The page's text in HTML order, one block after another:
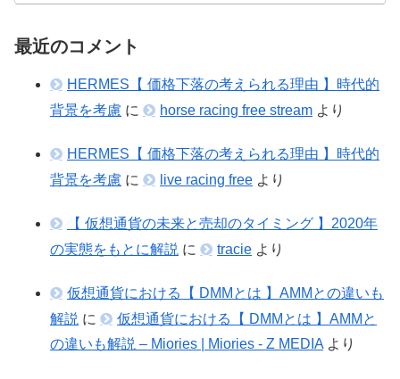
最近のコメント
HERMES【 価格下落の考えられる理由 】時代的
背景を考慮 に horse racing free stream より
HERMES【 価格下落の考えられる理由 】時代的
背景を考慮 に live racing free より
【 仮想通貨の未来と売却のタイミング 】2020年
の実態をもとに解説 に tracie より
仮想通貨における【 DMMとは 】AMMとの違いも
解説 に
仮想通貨における【 DMMとは 】AMMと
の違いも解説 – Miories | Miories - Z MEDIA より